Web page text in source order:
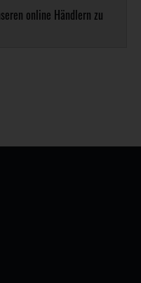
online Händlern zu